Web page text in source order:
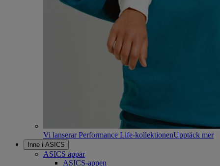
Vi lanserar Performance Life-kollektionenUpptäck mer
Inne i ASICS
ASICS appar
ASICS-appen